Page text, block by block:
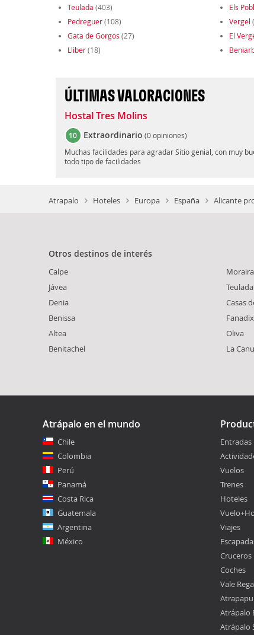
Teulada (403) Els
Pedreguer(108) Vergel
Gata de Gorgos (27) El
Lliber(18)
ÚLTIMAS VALORACIONES
Hostal Tres Molins
10 Extraordinario (0 opiniones)
Muchas facilidades para agradar Sitio genial, con muy
todo tipo de facilidades
Atrapalo Hoteles Europa España Alicante
Otros destinos de interés
Calpe
Jávea
Denia
Benissa
Altea
Benitachel
Moraira
Teulada
Casas
Fanadix
Oliva
La
Atrápalo en el mundo
Chile
Colombia
Perú
Panamá
Costa Rica
Guatemala
Argentina
México
Entradas
Vuelos
Trenes
Hoteles
Viajes
Cruceros
Coches
Vale
Atrápalo
Atrápalo